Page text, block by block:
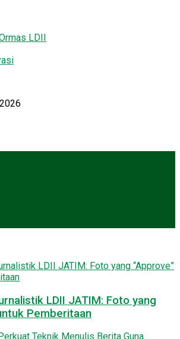
LDII
LDII JATIM: Foto yang
Pemberitaan